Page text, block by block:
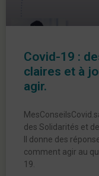
Covid-19 :
claires et à
agir.
des Solidarités et
Il donne des
comment agir au
19.